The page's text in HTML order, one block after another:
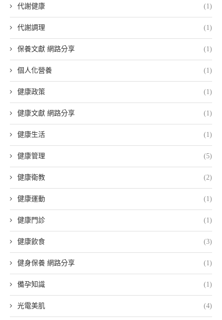
代謝健康 (1)
代謝調理 (1)
保養文獻 網路分享 (1)
個人化營養 (1)
健康政策 (1)
健康文獻 網路分享 (1)
健康生活 (1)
健康管理 (5)
健康衛教 (2)
健康運動 (1)
健康門診 (1)
健康飲食 (3)
健身保養 網路分享 (1)
備孕知識 (1)
光電美肌 (4)